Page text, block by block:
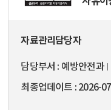
자료관리담당자
담당부서 예방안전과
최종업데이트
2026-